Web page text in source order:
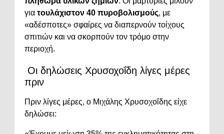
για τουλάχιστον 40 πυροβολισμούς, με
«αδέσποτες» σφαίρες να διαπερνούν τοίχους
σπιτιών και να σκορπούν τον τρόμο στην
περιοχή.
Οι δηλώσεις Χρυσοχοΐδη λίγες μέρες
πριν
Πριν λίγες μέρες, ο Μιχάλης Χρυσοχοΐδης είχε
δηλώσει: